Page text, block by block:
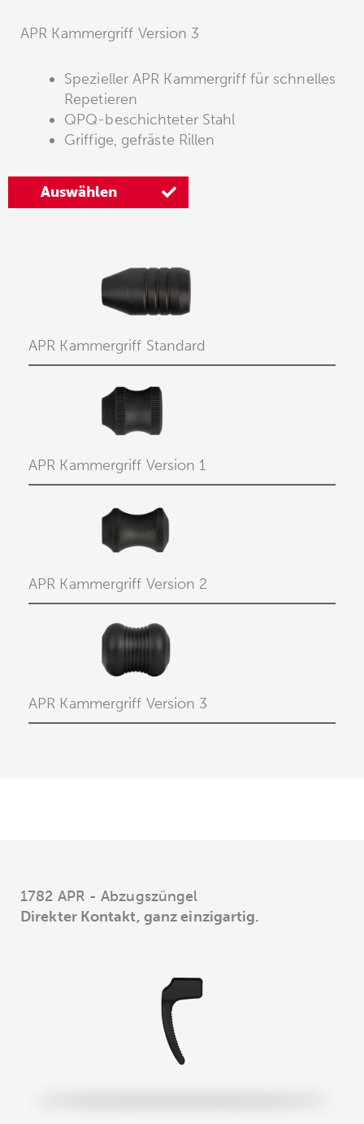
APR Kammergriff Version 3
Spezieller APR Kammergriff für schnelles
Repetieren
QPQ-beschichteter Stahl
Griffige, gefräste Rillen
Auswählen
APR Kammergriff Standard
APR Kammergriff Version 1
APR Kammergriff Version 2
APR Kammergriff Version 3
1782 APR - Abzugszüngel
Direkter Kontakt, ganz einzigartig.